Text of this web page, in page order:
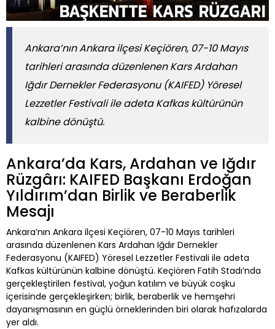
Ankara’nın Ankara ilçesi Keçiören, 07-10 Mayıs
tarihleri arasında düzenlenen Kars Ardahan
Iğdır Dernekler Federasyonu (KAIFED) Yöresel
Lezzetler Festivali ile adeta Kafkas kültürünün
kalbine dönüştü.
Ankara’da Kars, Ardahan ve Iğdır
Rüzgârı: KAIFED Başkanı Erdoğan
Yıldırım’dan Birlik ve Beraberlik
Mesajı
Ankara’nın Ankara ilçesi Keçiören, 07-10 Mayıs tarihleri
arasında düzenlenen Kars Ardahan Iğdır Dernekler
Federasyonu (KAIFED) Yöresel Lezzetler Festivali ile adeta
Kafkas kültürünün kalbine dönüştü. Keçiören Fatih Stadı’nda
gerçekleştirilen festival, yoğun katılım ve büyük coşku
içerisinde gerçekleşirken; birlik, beraberlik ve hemşehri
dayanışmasının en güçlü örneklerinden biri olarak hafızalarda
yer aldı.